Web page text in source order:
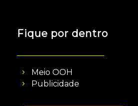
Fique por dentro
Meio OOH
Publicidade